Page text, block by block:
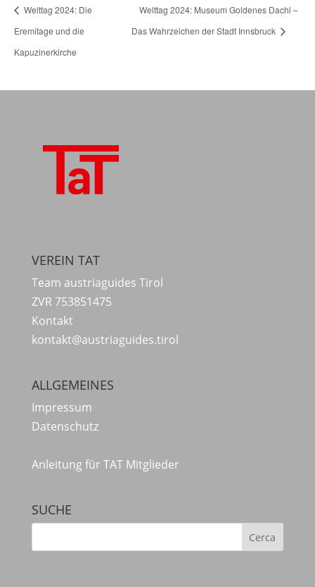
Welttag 2024: Die
Eremitage und die
Kapuzinerkirche
Welttag 2024: Museum Goldenes Dachl –
Das Wahrzeichen der Stadt Innsbruck
VEREIN TAT
Team austriaguides Tirol
ZVR 753851475
Kontakt
kontakt@austriaguides.tirol
ALLGEMEINES
Impressum
Datenschutz
Anleitung für TAT Mitglieder
SUCHE